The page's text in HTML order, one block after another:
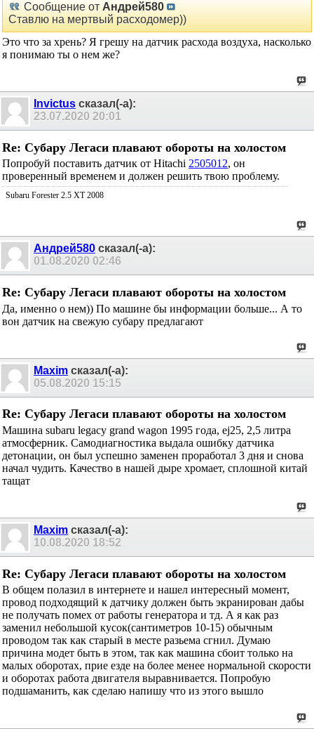
Сообщение от Андрей580
Ставлю на мертвый расходомер))
Это что за хрень? Я грешу на датчик расхода воздуха, насколько
я понимаю ты о нем же?
Invictus сказал(-а):
23.07.2020 20:01
Re: Субару Легаси плавают обороты на холостом
Попробуй поставить датчик от Hitachi 2505012, он
проверенный временем и должен решить твою проблему.
Subaru Forester 2.5 XT 2008
Андрей580 сказал(-а):
01.08.2020 02:46
Re: Субару Легаси плавают обороты на холостом
Да, именно о нем)) По машине бы информации больше... А то
вон датчик на свежую субару предлагают
Maxim сказал(-а):
05.08.2020 15:15
Re: Субару Легаси плавают обороты на холостом
Машина subaru legacy grand wagon 1995 года, ej25, 2,5 литра
атмосферник. Самодиагностика выдала ошибку датчика
детонации, он был успешно заменен проработал 3 дня и снова
начал чудить. Качество в нашей дыре хромает, сплошной китай
тащат
Maxim сказал(-а):
10.08.2020 18:52
Re: Субару Легаси плавают обороты на холостом
В общем полазил в интернете и нашел интересный момент,
провод подходящий к датчику должен быть экранирован дабы
не получать помех от работы генератора и тд. А я как раз
заменил небольшой кусок(сантиметров 10-15) обычным
проводом так как старый в месте разьема сгнил. Думаю
причина модет быть в этом, так как машина сбоит только на
малых оборотах, прие езде на более менее нормальной скорости
и оборотах работа двигателя выравнивается. Попробую
подшаманить, как сделаю напишу что из этого вышло